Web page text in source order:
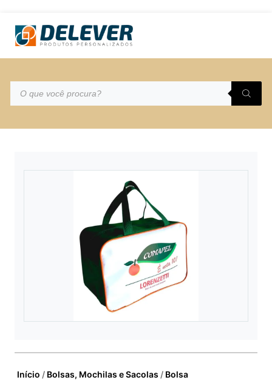
Início / Bolsas, Mochilas e Sacolas / Bolsa